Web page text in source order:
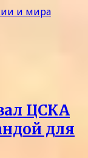
ЦСКА
для